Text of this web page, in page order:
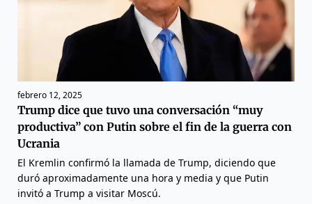
febrero 12, 2025
Trump dice que tuvo una conversación “muy
productiva” con Putin sobre el fin de la guerra con
Ucrania
El Kremlin confirmó la llamada de Trump, diciendo que
duró aproximadamente una hora y media y que Putin
invitó a Trump a visitar Moscú.